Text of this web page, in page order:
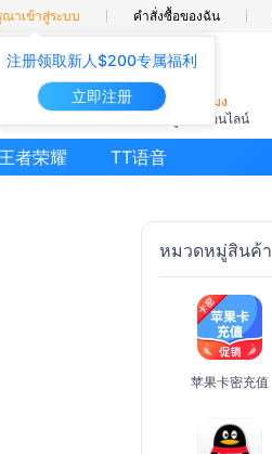
注册领取新人$200专属福利
立即注册
ณาเข้าสู่ระบบ คำสั่งซื้อของฉัน
7×24ชั่วโมง
บริการลูกค้าออนไลน์
者荣耀 TT语音
หมวดหมู่สินค้า
苹果卡密充值